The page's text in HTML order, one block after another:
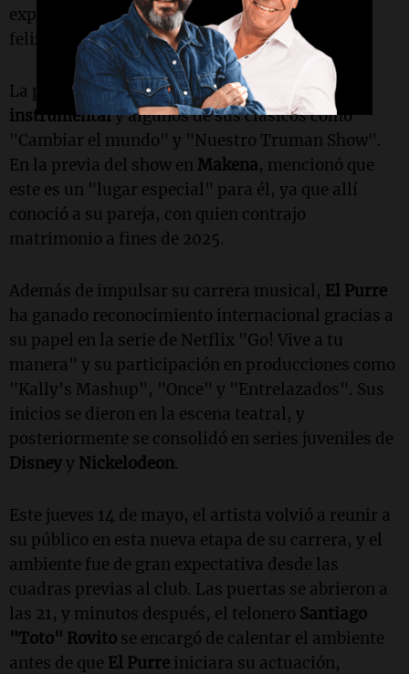
experiencia, afirmando estar "muy, pero muy
feliz".
La prueba de sonido se llevó a cabo con
música
instrumentaly algunos de sus clásicos como
"Cambiar el mundo" y "Nuestro Truman Show".
En la previa del show enMakena, mencionó que
este es un "lugar especial" para él, ya que allí
conoció a su pareja, con quien contrajo
matrimonio a fines de 2025.
Además de impulsar su carrera musical, El Purre
ha ganado reconocimiento internacional gracias a
su papel en la serie de Netflix "Go! Vive a tu
manera" y su participación en producciones como
"Kally's Mashup", "Once" y "Entrelazados". Sus
inicios se dieron en la escena teatral, y
posteriormente se consolidó en series juveniles de
Disneyy Nickelodeon.
Este jueves 14 de mayo, el artista volvió a reunir a
su público en esta nueva etapa de su carrera, y el
ambiente fue de gran expectativa desde las
cuadras previas al club. Las puertas se abrieron a
las 21, y minutos después, el telonero Santiago
"Toto" Rovito se encargó de calentar el ambiente
antes de que El Purre iniciara su actuación,